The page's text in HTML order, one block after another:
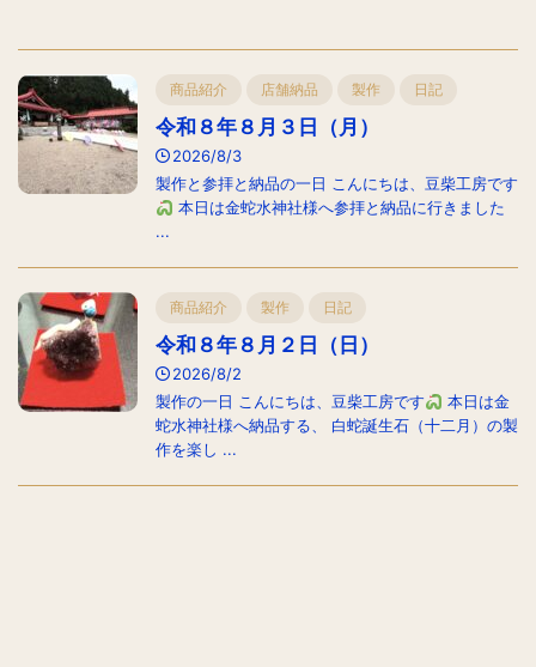
商品紹介 店舗納品 製作 日記
令和８年８月３日（月）
2026/8/3
製作と参拝と納品の一日 こんにちは、豆柴工房です
本日は金蛇水神社様へ参拝と納品に行きました
...
商品紹介 製作 日記
令和８年８月２日（日）
2026/8/2
製作の一日 こんにちは、豆柴工房です
本日は金
蛇水神社様へ納品する、 白蛇誕生石（十二月）の製
作を楽し ...